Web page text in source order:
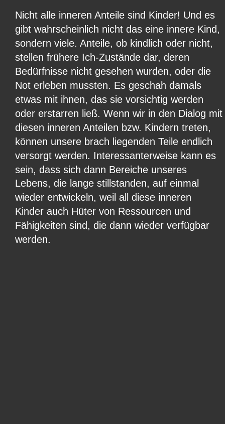
Nicht alle inneren Anteile sind Kinder! Und es
gibt wahrscheinlich nicht das eine innere Kind,
sondern viele. Anteile, ob kindlich oder nicht,
stellen frühere Ich-Zustände dar, deren
Bedürfnisse nicht gesehen wurden, oder die
Not erleben mussten. Es geschah damals
etwas mit ihnen, das sie vorsichtig werden
oder erstarren ließ. Wenn wir in den Dialog mit
diesen inneren Anteilen bzw. Kindern treten,
können unsere brach liegenden Teile endlich
versorgt werden. Interessanterweise kann es
sein, dass sich dann Bereiche unseres
Lebens, die lange stillstanden, auf einmal
wieder entwickeln, weil all diese inneren
Kinder auch Hüter von Ressourcen und
Fähigkeiten sind, die dann wieder verfügbar
werden.